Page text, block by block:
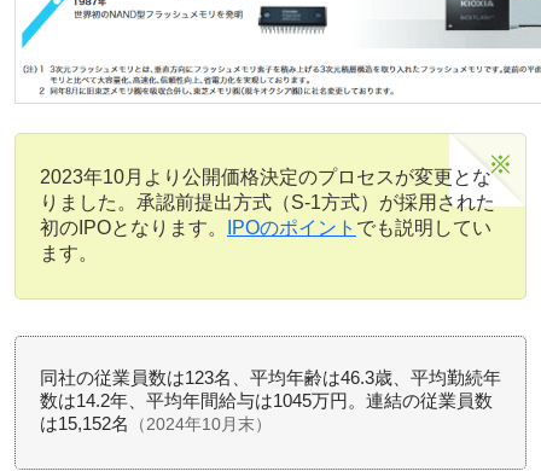
2023年10月より公開価格決定のプロセスが変更とな
りました。承認前提出方式（S-1方式）が採用された
初のIPOとなります。
IPOのポイント でも説明してい
ます。
同社の従業員数は123名、平均年齢は46.3歳、平均勤続年
数は14.2年、平均年間給与は1045万円。連結の従業員数
は15,152名
（2024年10月末）